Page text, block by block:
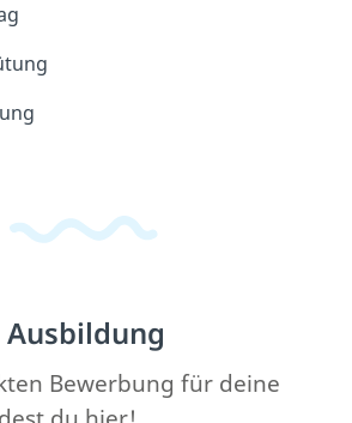
Bewerbung für deine